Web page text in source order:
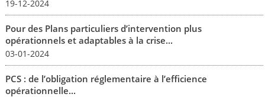
19-12-2024
Pour des Plans particuliers d’intervention plus
opérationnels et adaptables à la crise...
03-01-2024
PCS : de l’obligation réglementaire à l’efficience
opérationnelle...